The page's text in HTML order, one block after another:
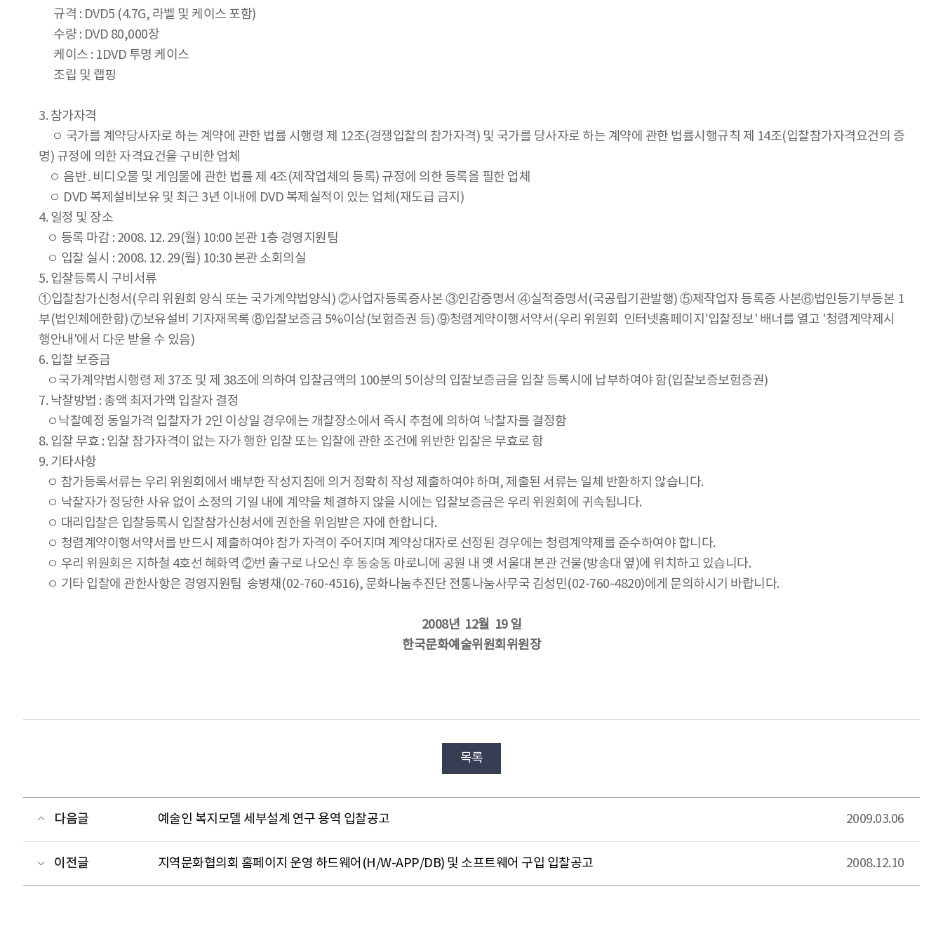
규격 : DVD5 (4.7G, 라벨 및 케이스 포함)
수량 : DVD 80,000장
케이스 : 1DVD 투명 케이스
조립 및 랩핑
3. 참가자격
ㅇ 국가를 계약당사자로 하는 계약에 관한 법률 시행령 제 12조(경쟁입찰의 참가자격) 및 국가를 당사자로 하는 계약에 관한 법률시행규칙 제 14조(입찰참가자격요건의 증
명) 규정에 의한 자격요건을 구비한 업체
ㅇ 음반․비디오물 및 게임물에 관한 법률 제 4조(제작업체의 등록) 규정에 의한 등록을 필한 업체
ㅇ DVD 복제설비보유 및 최근 3년 이내에 DVD 복제실적이 있는 업체(재도급 금지)
4. 일정 및 장소
ㅇ 등록 마감 : 2008. 12. 29(월) 10:00 본관 1층 경영지원팀
ㅇ 입찰 실시 : 2008. 12. 29(월) 10:30 본관 소회의실
5. 입찰등록시 구비서류
①입찰참가신청서(우리 위원회 양식 또는 국가계약법양식) ②사업자등록증사본 ③인감증명서 ④실적증명서(국공립기관발행) ⑤제작업자 등록증 사본⑥법인등기부등본 1
부(법인체에한함) ⑦보유설비 기자재목록 ⑧입찰보증금 5%이상(보험증권 등) ⑨청렴계약이행서약서(우리 위원회 인터넷홈페이지'입찰정보' 배너를 열고 '청렴계약제시
행안내'에서 다운 받을 수 있음)
6. 입찰 보증금
ㅇ국가계약법시행령 제 37조 및 제 38조에 의하여 입찰금액의 100분의 5이상의 입찰보증금을 입찰 등록시에 납부하여야 함(입찰보증보험증권)
7. 낙찰방법 : 총액 최저가액 입찰자 결정
ㅇ낙찰예정 동일가격 입찰자가 2인 이상일 경우에는 개찰장소에서 즉시 추첨에 의하여 낙찰자를 결정함
8. 입찰 무효 : 입찰 참가자격이 없는 자가 행한 입찰 또는 입찰에 관한 조건에 위반한 입찰은 무효로 함
9. 기타사항
ㅇ 참가등록서류는 우리 위원회에서 배부한 작성지침에 의거 정확히 작성 제출하여야 하며, 제출된 서류는 일체 반환하지 않습니다.
ㅇ 낙찰자가 정당한 사유 없이 소정의 기일 내에 계약을 체결하지 않을 시에는 입찰보증금은 우리 위원회에 귀속됩니다.
ㅇ 대리입찰은 입찰등록시 입찰참가신청서에 권한을 위임받은 자에 한합니다.
ㅇ 청렴계약이행서약서를 반드시 제출하여야 참가 자격이 주어지며 계약상대자로 선정된 경우에는 청렴계약제를 준수하여야 합니다.
ㅇ 우리 위원회은 지하철 4호선 혜화역 ②번 출구로 나오신 후 동숭동 마로니에 공원 내 옛 서울대 본관 건물(방송대 옆)에 위치하고 있습니다.
ㅇ 기타 입찰에 관한사항은 경영지원팀 송병채(02-760-4516), 문화나눔추진단 전통나눔사무국 김성민(02-760-4820)에게 문의하시기 바랍니다.
2008년 12월 19 일
한국문화예술위원회위원장
목록
다음글 예술인 복지모델 세부설계 연구 용역 입찰공고 2009.03.06
이전글 지역문화협의회 홈페이지 운영 하드웨어(H/W-APP/DB) 및 소프트웨어 구입 입찰공고 2008.12.10